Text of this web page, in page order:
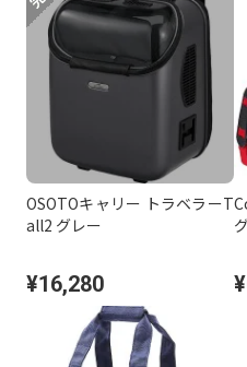
OSOTOキャリー トラベラーT
all2 グレー
¥16,280